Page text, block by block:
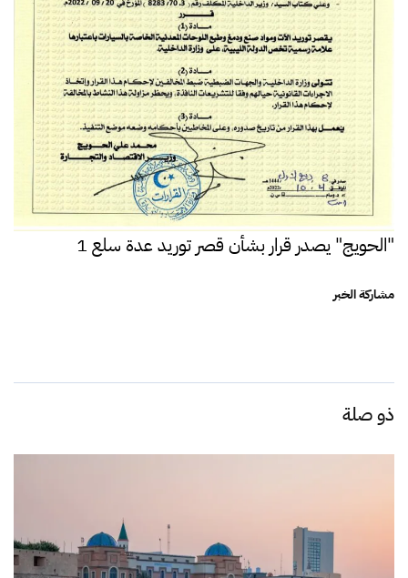
"الحويج" يصدر قرار بشأن قصر توريد عدة سلع 1
مشاركة الخبر
ذو صلة